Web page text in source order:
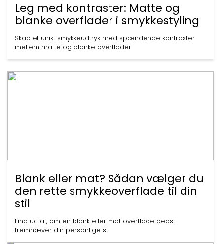
Leg med kontraster: Matte og
blanke overflader i smykkestyling
Skab et unikt smykkeudtryk med spændende kontraster
mellem matte og blanke overflader
Blank eller mat? Sådan vælger du
den rette smykkeoverflade til din
stil
Find ud af, om en blank eller mat overflade bedst
fremhæver din personlige stil